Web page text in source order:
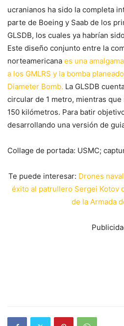
ucranianos ha sido la completa
parte de Boeing y Saab de los
GLSDB, los cuales ya habrían
Este diseño conjunto entre la
norteamericana es una
a los GMLRS y la bomba
Diameter Bomb. La GLSDB
circular de 1 metro, mientras
150 kilómetros. Para batir
desarrollando una versión de
Collage de portada: USMC;
Te puede interesar: Drones
éxito al patrullero Sergei Kotov
de la Armada